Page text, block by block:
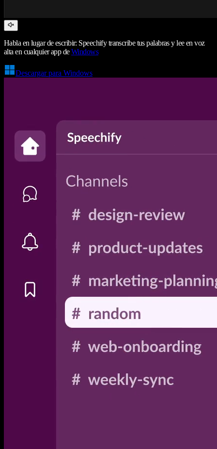
Habla en lugar de escribir: Speechify transcribe tus palabras y lee en voz
alta en cualquier app deWindows
Descargar para Windows